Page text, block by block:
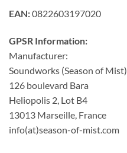
EAN:0822603197020
GPSR Information:
Manufacturer:
Soundworks (Season of Mist)
126 boulevard Bara
Heliopolis 2, Lot B4
13013 Marseille, France
info(at)season-of-mist.com